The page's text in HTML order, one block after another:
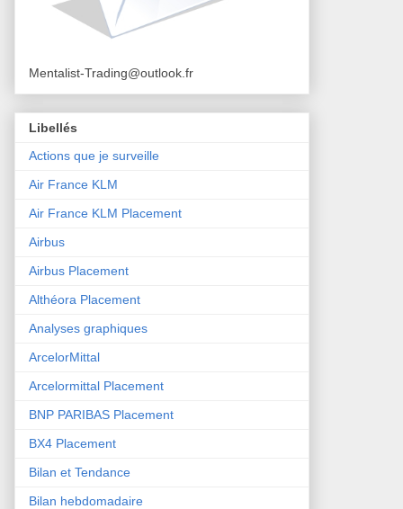
Mentalist-Trading@outlook.fr
Libellés
Actions que je surveille
Air France KLM
Air France KLM Placement
Airbus
Airbus Placement
Althéora Placement
Analyses graphiques
ArcelorMittal
Arcelormittal Placement
BNP PARIBAS Placement
BX4 Placement
Bilan et Tendance
Bilan hebdomadaire